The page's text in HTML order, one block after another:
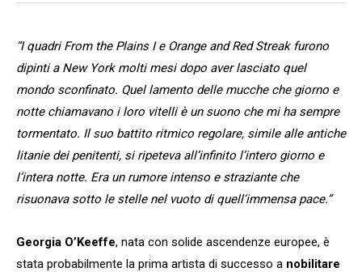
“I quadri From the Plains I e Orange and Red Streak furono
dipinti a New York molti mesi dopo aver lasciato quel
mondo sconfinato. Quel lamento delle mucche che giorno e
notte chiamavano i loro vitelli è un suono che mi ha sempre
tormentato. Il suo battito ritmico regolare, simile alle antiche
litanie dei penitenti, si ripeteva all’infinito l’intero giorno e
l’intera notte. Era un rumore intenso e straziante che
risuonava sotto le stelle nel vuoto di quell’immensa pace.”
Georgia O’Keeffe, nata con solide ascendenze europee, è
stata probabilmente la prima artista di successo a nobilitare